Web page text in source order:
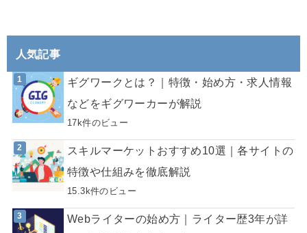
人気記事
ギグワークとは？｜特徴・始め方・求人情報
などをギグワーカーが解説
17k件のビュー
スキルマーケットおすすめ10選｜各サイトの
特徴や仕組みを徹底解説
15.3k件のビュー
Webライターの始め方｜ライター歴3年が詳